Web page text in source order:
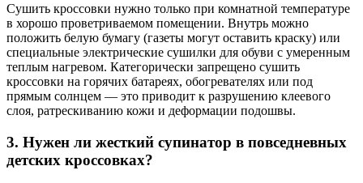
Сушить кроссовки нужно только при комнатной температуре
в хорошо проветриваемом помещении. Внутрь можно
положить белую бумагу (газеты могут оставить краску) или
специальные электрические сушилки для обуви с умеренным
теплым нагревом. Категорически запрещено сушить
кроссовки на горячих батареях, обогревателях или под
прямым солнцем — это приводит к разрушению клеевого
слоя, ратрескиванию кожи и деформации подошвы.
3. Нужен ли жесткий супинатор в повседневных
детских кроссовках?